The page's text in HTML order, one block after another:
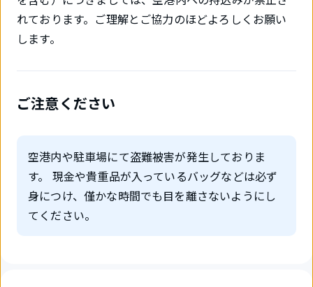
れております。ご理解とご協力のほどよろしくお願い
します。
ご注意ください
空港内や駐車場にて盗難被害が発生しておりま
す。 現金や貴重品が入っているバッグなどは必ず
身につけ、僅かな時間でも目を離さないようにし
てください。